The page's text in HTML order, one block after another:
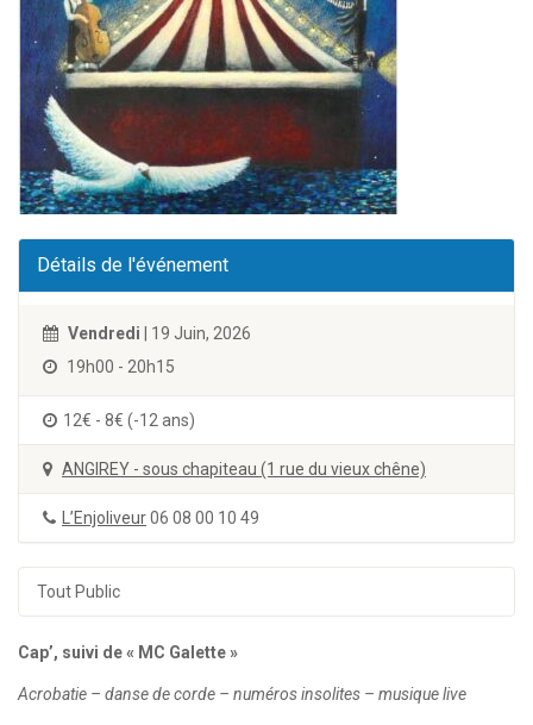
Détails de l'événement
Vendredi | 19 Juin, 2026
19h00 - 20h15
12€ - 8€ (-12 ans)
ANGIREY - sous chapiteau (1 rue du vieux chêne)
L’Enjoliveur06 08 00 10 49
Tout Public
Cap’, suivi de « MC Galette »
Acrobatie – danse de corde – numéros insolites – musique live